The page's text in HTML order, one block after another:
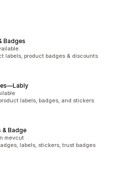
Badges
labels, product badges & discounts
labels, badges, and stickers
& Badge
mevcut
labels, stickers, trust badges